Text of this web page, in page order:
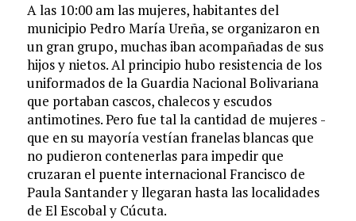
A las 10:00 am las mujeres, habitantes del
municipio Pedro María Ureña, se organizaron en
un gran grupo, muchas iban acompañadas de sus
hijos y nietos. Al principio hubo resistencia de los
uniformados de la Guardia Nacional Bolivariana
que portaban cascos, chalecos y escudos
antimotines. Pero fue tal la cantidad de mujeres ­
que en su mayoría vestían franelas blancas­ que
no pudieron contenerlas para impedir que
cruzaran el puente internacional Francisco de
Paula Santander y llegaran hasta las localidades
de El Escobal y Cúcuta.